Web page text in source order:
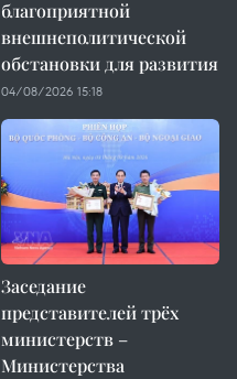
благоприятной
внешнеполитической
обстановки для развития
04/08/2026 15:18
Заседание
представителей трёх
министерств –
Министерства